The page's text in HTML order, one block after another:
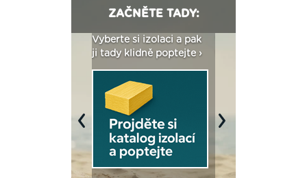
ZAČNĚTE TADY:
Vyberte si izolaci a pak
ji tady klidně poptejte ›
Previous Next